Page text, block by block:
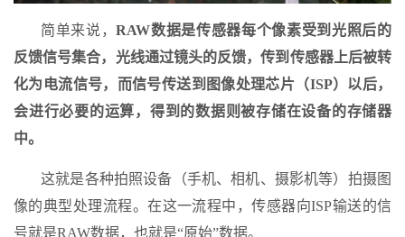
简单来说，RAW数据是传感器每个像素受到光照后的
反馈信号集合，光线通过镜头的反馈，传到传感器上后被转
化为电流信号，而信号传送到图像处理芯片（ISP）以后，
会进行必要的运算，得到的数据则被存储在设备的存储器
中。
这就是各种拍照设备（手机、相机、摄影机等）拍摄图
像的典型处理流程。在这一流程中，传感器向ISP输送的信
号就是RAW数据，也就是“原始”数据。